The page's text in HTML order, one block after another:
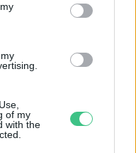
of my
with the